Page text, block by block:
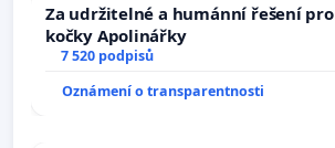
Za udržitelné a humánní řešení pro
kočky Apolinářky
7 520 podpisů
Oznámení o transparentnosti